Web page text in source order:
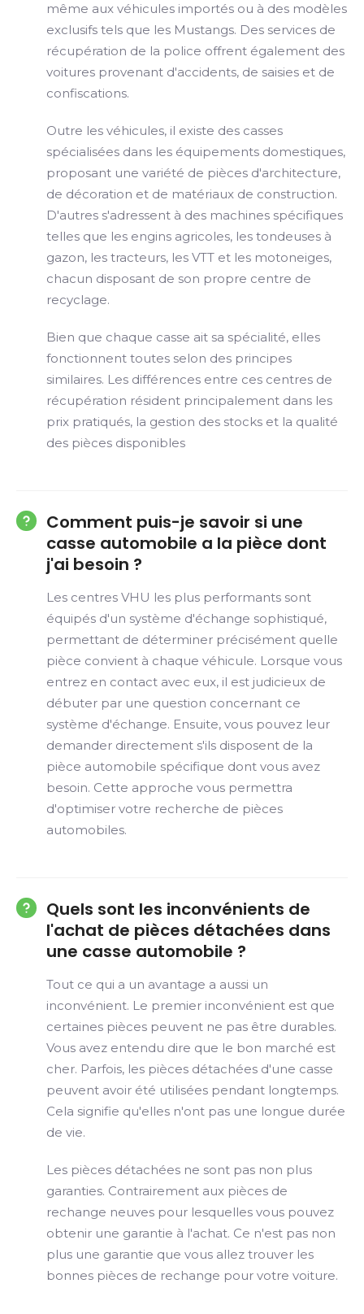
même aux véhicules importés ou à des modèles
exclusifs tels que les Mustangs. Des services de
récupération de la police offrent également des
voitures provenant d'accidents, de saisies et de
confiscations.
Outre les véhicules, il existe des casses
spécialisées dans les équipements domestiques,
proposant une variété de pièces d'architecture,
de décoration et de matériaux de construction.
D'autres s'adressent à des machines spécifiques
telles que les engins agricoles, les tondeuses à
gazon, les tracteurs, les VTT et les motoneiges,
chacun disposant de son propre centre de
recyclage.
Bien que chaque casse ait sa spécialité, elles
fonctionnent toutes selon des principes
similaires. Les différences entre ces centres de
récupération résident principalement dans les
prix pratiqués, la gestion des stocks et la qualité
des pièces disponibles
Comment puis-je savoir si une
casse automobile a la pièce dont
j'ai besoin ?
Les centres VHU les plus performants sont
équipés d'un système d'échange sophistiqué,
permettant de déterminer précisément quelle
pièce convient à chaque véhicule. Lorsque vous
entrez en contact avec eux, il est judicieux de
débuter par une question concernant ce
système d'échange. Ensuite, vous pouvez leur
demander directement s'ils disposent de la
pièce automobile spécifique dont vous avez
besoin. Cette approche vous permettra
d'optimiser votre recherche de pièces
automobiles.
Quels sont les inconvénients de
l'achat de pièces détachées dans
une casse automobile ?
Tout ce qui a un avantage a aussi un
inconvénient. Le premier inconvénient est que
certaines pièces peuvent ne pas être durables.
Vous avez entendu dire que le bon marché est
cher. Parfois, les pièces détachées d'une casse
peuvent avoir été utilisées pendant longtemps.
Cela signifie qu'elles n'ont pas une longue durée
de vie.
Les pièces détachées ne sont pas non plus
garanties. Contrairement aux pièces de
rechange neuves pour lesquelles vous pouvez
obtenir une garantie à l'achat. Ce n'est pas non
plus une garantie que vous allez trouver les
bonnes pièces de rechange pour votre voiture.